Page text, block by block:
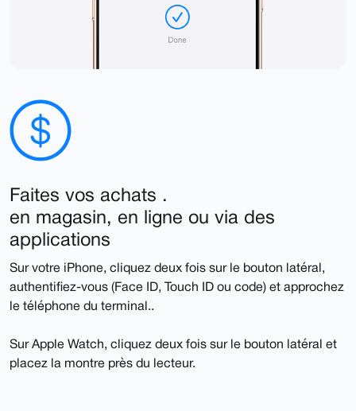
Faites vos achats .
en magasin, en ligne ou via des
applications
Sur votre iPhone, cliquez deux fois sur le bouton latéral,
authentifiez-vous (Face ID, Touch ID ou code) et approchez
le téléphone du terminal..
Sur Apple Watch, cliquez deux fois sur le bouton latéral et
placez la montre près du lecteur.